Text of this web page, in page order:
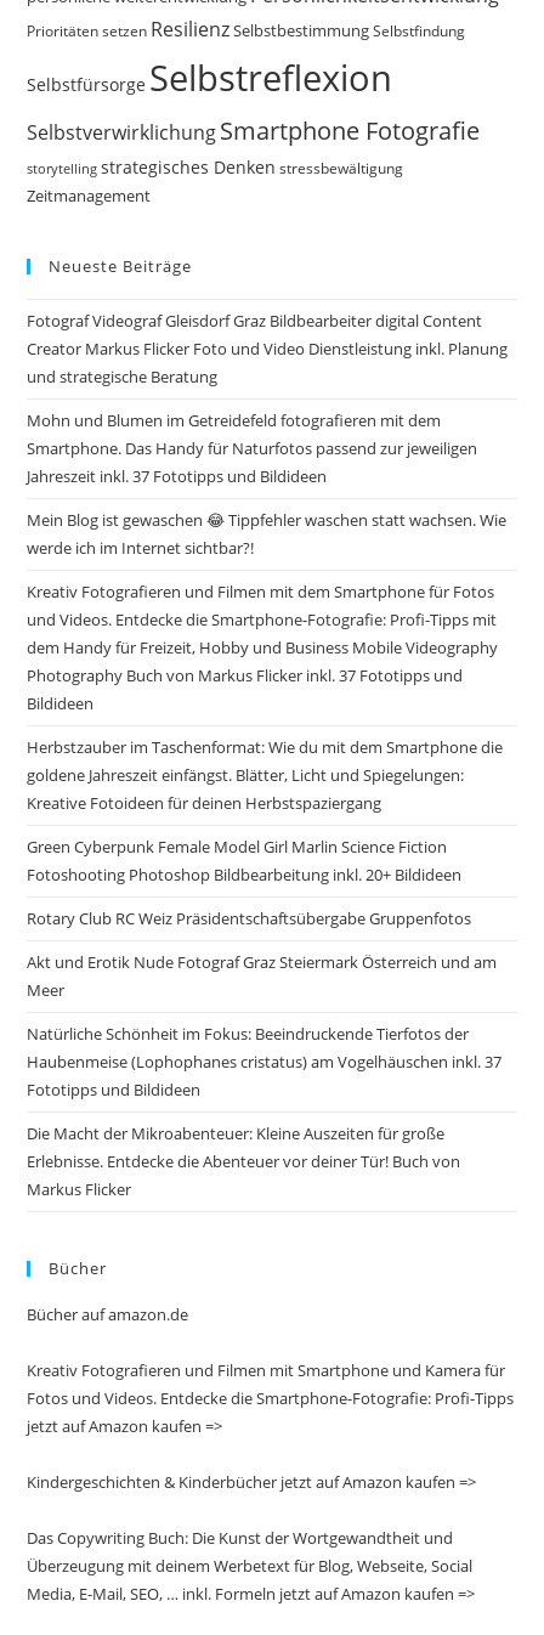
Prioritäten setzen ResilienzSelbstbestimmung Selbstfindung
Selbstfürsorge Selbstreflexion
SelbstverwirklichungSmartphone Fotografie
storytelling strategisches Denken stressbewältigung
Zeitmanagement
Neueste Beiträge
Fotograf Videograf Gleisdorf Graz Bildbearbeiter digital Content
Creator Markus Flicker Foto und Video Dienstleistung inkl. Planung
und strategische Beratung
Mohn und Blumen im Getreidefeld fotografieren mit dem
Smartphone. Das Handy für Naturfotos passend zur jeweiligen
Jahreszeit inkl. 37 Fototipps und Bildideen
Mein Blog ist gewaschen 😂 Tippfehler waschen statt wachsen. Wie
werde ich im Internet sichtbar?!
Kreativ Fotografieren und Filmen mit dem Smartphone für Fotos
und Videos. Entdecke die Smartphone-Fotografie: Profi-Tipps mit
dem Handy für Freizeit, Hobby und Business Mobile Videography
Photography Buch von Markus Flicker inkl. 37 Fototipps und
Bildideen
Herbstzauber im Taschenformat: Wie du mit dem Smartphone die
goldene Jahreszeit einfängst. Blätter, Licht und Spiegelungen:
Kreative Fotoideen für deinen Herbstspaziergang
Green Cyberpunk Female Model Girl Marlin Science Fiction
Fotoshooting Photoshop Bildbearbeitung inkl. 20+ Bildideen
Rotary Club RC Weiz Präsidentschaftsübergabe Gruppenfotos
Akt und Erotik Nude Fotograf Graz Steiermark Österreich und am
Meer
Natürliche Schönheit im Fokus: Beeindruckende Tierfotos der
Haubenmeise (Lophophanes cristatus) am Vogelhäuschen inkl. 37
Fototipps und Bildideen
Die Macht der Mikroabenteuer: Kleine Auszeiten für große
Erlebnisse. Entdecke die Abenteuer vor deiner Tür! Buch von
Markus Flicker
Bücher
Bücher auf amazon.de
Kreativ Fotografieren und Filmen mit Smartphone und Kamera für
Fotos und Videos. Entdecke die Smartphone-Fotografie: Profi-Tipps
jetzt auf Amazon kaufen =>
Kindergeschichten & Kinderbücher jetzt auf Amazon kaufen =>
Das Copywriting Buch: Die Kunst der Wortgewandtheit und
Überzeugung mit deinem Werbetext für Blog, Webseite, Social
Media, E-Mail, SEO, … inkl. Formeln jetzt auf Amazon kaufen =>